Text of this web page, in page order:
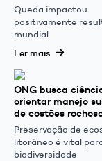
Queda impactou
positivamente
mundial
Ler mais
ONG busca
orientar manejo
de costões
Preservação de
litorâneo é vital
biodiversidade